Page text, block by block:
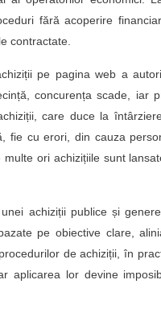
fără acoperire
contractate.
pe pagina web a
concurența scade, iar
care duce la
cu erori, din cauza
ori achizițiile sunt
achiziții publice și
pe obiective clare,
de achiziții, în
aplicarea lor devine